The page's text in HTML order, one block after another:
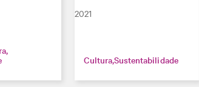
2021
CulturaSustentabilidade